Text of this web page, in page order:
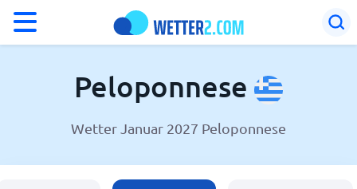
Wetter in Peloponnese
Peloponnese
Wetter Januar 2027 Peloponnese